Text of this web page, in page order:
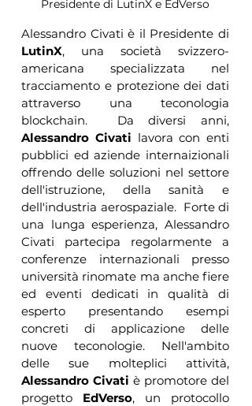
Presidente di LutinX e EdVerso
LutinX, una società svizzero-
americana specializzata nel
tracciamento e protezione dei dati
attraverso una teconologia
Alessandro Civati lavora con enti
pubblici ed aziende internaizionali
offrendo delle soluzioni nel settore
dell'istruzione, della sanità e
dell'industria aerospaziale.  Forte di
una lunga esperienza, Alessandro
Civati partecipa regolarmente a
conferenze internazionali presso
università rinomate ma anche fiere
ed eventi dedicati in qualità di
esperto presentando esempi
concreti di applicazione delle
nuove teconologie. Nell'ambito
Alessandro Civati ​​è promotore del
progetto EdVerso, un protocollo